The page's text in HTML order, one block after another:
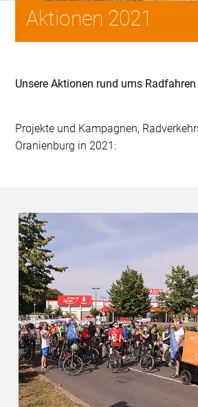
Aktionen 2021
Unsere Aktionen rund ums Radfahren
Projekte und Kampagnen,
Oranienburg in 2021: